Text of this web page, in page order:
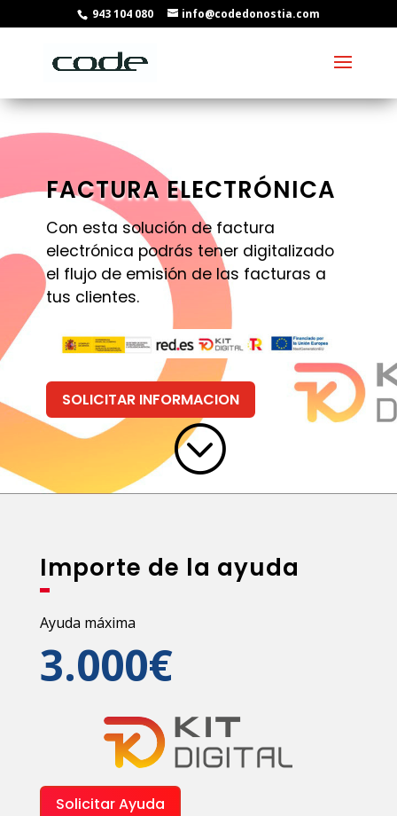
943 104 080 info@codedonostia.com
FACTURA ELECTRÓNICA
Con esta solución de factura
electrónica podrás tener digitalizado
el flujo de emisión de las facturas a
tus clientes.
SOLICITAR INFORMACION
;
Importe de la ayuda
Ayuda máxima
3.000€
Solicitar Ayuda